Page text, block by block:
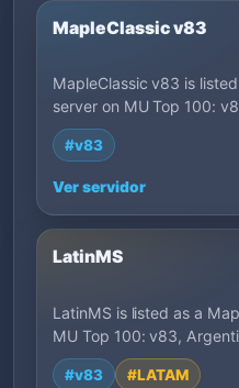
MapleClassic v83
MapleClassic v83 is
server on MU Top 100:
#v83
Ver servidor
LatinMS
LatinMS is listed as a
MU Top 100: v83,
#v83 #LATAM